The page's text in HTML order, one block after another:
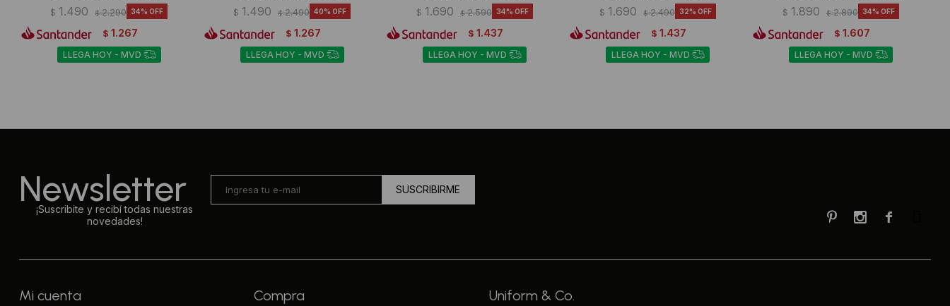
$ 1.490 $ 2.290 34
$ 1.267
LLEGA HOY - MVD
$ 1.490 $ 2.490 40
$ 1.267
LLEGA HOY - MVD
$ 1.690 $ 2.590 34
$ 1.437
LLEGA HOY - MVD
$ 1.690 $ 2.490 32
$ 1.437
LLEGA HOY - MVD
$ 1.890 $ 2.890 34
$ 1.607
LLEGA HOY - MVD
Newsletter
¡Suscribite y recibí todas nuestras
novedades!
SUSCRIBIRME

 
Mi cuenta Compra Uniform & Co.